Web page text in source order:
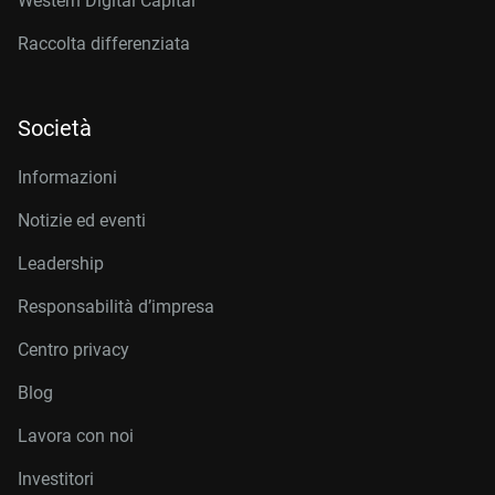
Raccolta differenziata
Società
Informazioni
Notizie ed eventi
Leadership
Responsabilità d’impresa
Centro privacy
Blog
Lavora con noi
Investitori